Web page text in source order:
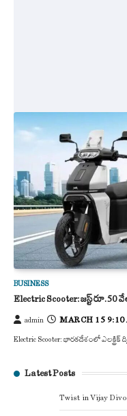
BUSINESS
Electric Scooter: జస్ట్ రూ.50
admin MARCH 15 9:10
Electric Scooter: భారతదేశంలో ఎలక్ట్రిక్
Latest Posts
Twist in Vijay